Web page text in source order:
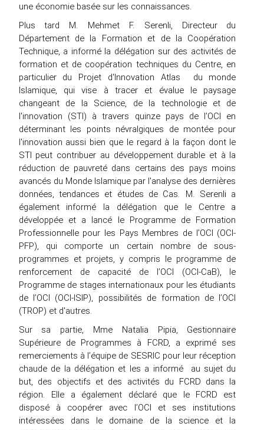
une économie basée sur les connaissances.
Plus tard M. Mehmet F. Serenli, Directeur du
Département de la Formation et de la Coopération
Technique, a informé la délégation sur des activités de
formation et de coopération techniques du Centre, en
particulier du Projet d'Innovation Atlas du monde
Islamique, qui vise à tracer et évalue le paysage
changeant de la Science, de la technologie et de
l'innovation (STI) à travers quinze pays de l’OCI en
déterminant les points névralgiques de montée pour
l'innovation aussi bien que le regard à la façon dont le
STI peut contribuer au développement durable et à la
réduction de pauvreté dans certains des pays moins
avancés du Monde Islamique par l'analyse des dernières
données, tendances et études de Cas. M. Serenli a
également informé la délégation que le Centre a
développée et a lancé le Programme de Formation
Professionnelle pour les Pays Membres de l’OCI (OCI-
PFP), qui comporte un certain nombre de sous-
programmes et projets, y compris le programme de
renforcement de capacité de l’OCI (OCI-CaB), le
Programme de stages internationaux pour les étudiants
de l’OCI (OCI-ISIP), possibilités de formation de l’OCI
(TROP) et d'autres.
Sur sa partie, Mme Natalia Pipia, Gestionnaire
Supérieure de Programmes à FCRD, a exprimé ses
remerciements à l’équipe de SESRIC pour leur réception
chaude de la délégation et les a informé au sujet du
but, des objectifs et des activités du FCRD dans la
région. Elle a également déclaré que le FCRD est
disposé à coopérer avec l’OCI et ses institutions
intéressées dans le domaine de la science et la